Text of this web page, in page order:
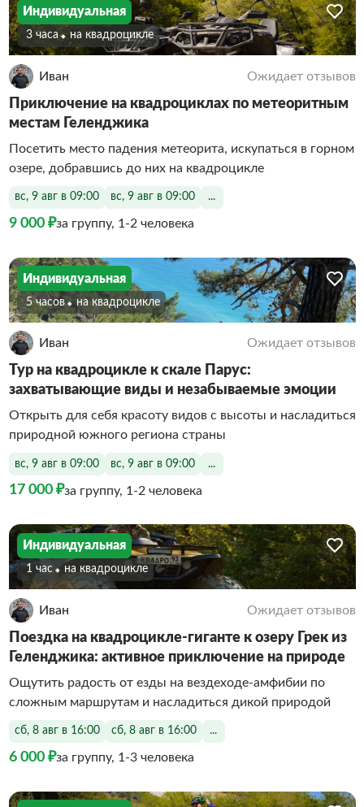
Индивидуальная
3 часа На квадроцикле
Иван Ожидает отзывов
Приключение на квадроциклах по метеоритным
местам Геленджика
Посетить место падения метеорита, искупаться в горном
озере, добравшись до них на квадроцикле
вс, 9 авг в 09:00 вс, 9 авг в 09:00 ...
9 000 ₽за группу, 1-2 человека
Индивидуальная
5 часов На квадроцикле
Иван Ожидает отзывов
Тур на квадроцикле к скале Парус:
захватывающие виды и незабываемые эмоции
Открыть для себя красоту видов с высоты и насладиться
природной южного региона страны
вс, 9 авг в 09:00 вс, 9 авг в 09:00 ...
17 000 ₽за группу, 1-2 человека
Индивидуальная
1 час На квадроцикле
Иван Ожидает отзывов
Поездка на квадроцикле-гиганте к озеру Грек из
Геленджика: активное приключение на природе
Ощутить радость от езды на вездеходе-амфибии по
сложным маршрутам и насладиться дикой природой
сб, 8 авг в 16:00 сб, 8 авг в 16:00 ...
6 000 ₽за группу, 1-3 человека